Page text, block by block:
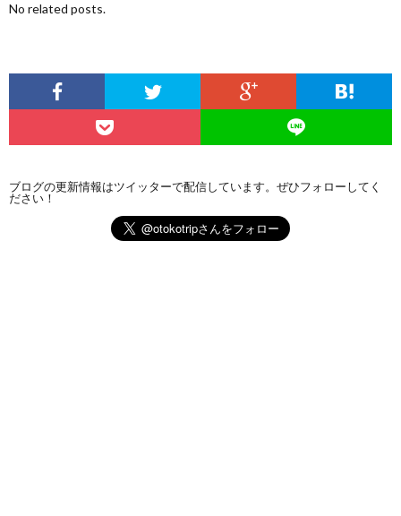
No related posts.
ブログの更新情報はツイッターで配信しています。ぜひフォローしてく
ださい！